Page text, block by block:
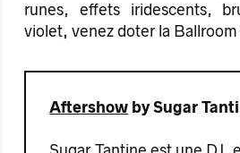
runes, effets iridescents,
violet, venez doter la
Aftershow bySugar